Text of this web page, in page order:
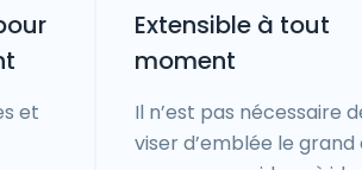
et
Extensible à tout
moment
Il n’est pas nécessaire
viser d’emblée le grand